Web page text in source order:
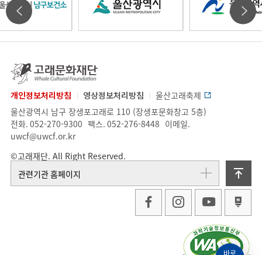
바로
울
광
울
광
시
울
시
남
기
관
배
너
슬
라
이
드
고
래
문
재
단
개인정보처리방침 영상정보처리방침
울산고래축제
업
체
정
주
소.
울산광역시 남구 장생포고래로 110 (장생포문화창고 5층)
전화. 052-270-9300 팩스. 052-276-8448 이메일.
uwcf@uwcf.or.kr
©고래재단. All Right Reserved.
관련기관 홈페이지
위
로
가
기